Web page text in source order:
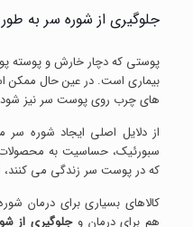
جلوگیری از شوره سر به
پوستی که دچار خارش و پوسته
بیماری است. در عین حال ممکن
های چرب روی پوست سر نیز
از دلایل اصلی ایجاد شوره
سبورئیک، حساسیت به
که در پوست سر زندگی می کنند،
کالاهای بسیاری برای درمان
هم برای درمان وجلوگیری از